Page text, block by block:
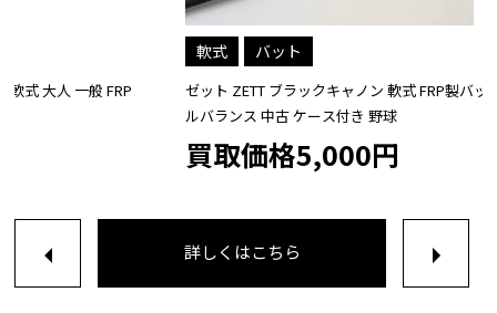
ゼット ZETT ブラックキャノン 軟式 FRP製バット BCT31384 ミド
ルバランス 中古 ケース付き 野球
買取価格5,000円
詳しくはこちら